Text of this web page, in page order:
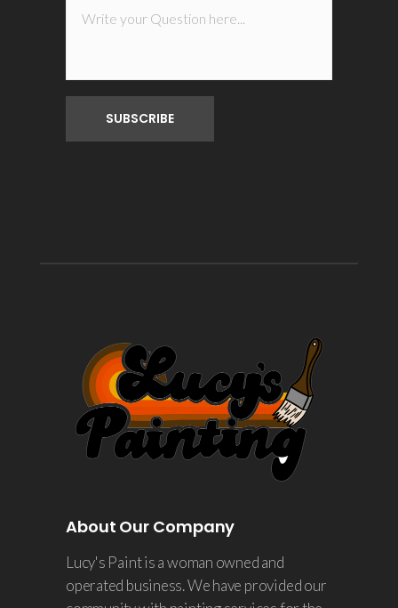
About Our Company
Lucy's Paint is a woman owned and
operated business. We have provided our